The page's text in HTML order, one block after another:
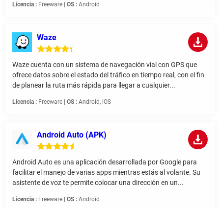
Licencia : Freeware | OS : Android
Waze
Waze cuenta con un sistema de navegación vial con GPS que
ofrece datos sobre el estado del tráfico en tiempo real, con el fin
de planear la ruta más rápida para llegar a cualquier...
Licencia : Freeware | OS : Android, iOS
Android Auto (APK)
Android Auto es una aplicación desarrollada por Google para
facilitar el manejo de varias apps mientras estás al volante. Su
asistente de voz te permite colocar una dirección en un...
Licencia : Freeware | OS : Android